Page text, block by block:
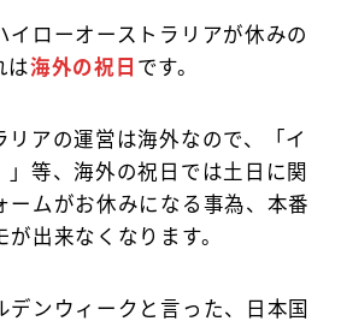
イローオーストラリアが休みの
は海外の祝日 です。
リアの運営は海外なので、「イ
」等、海外の祝日では土日に関
ームがお休みになる事為、本番
出来なくなります。
デンウィークと言った、日本国